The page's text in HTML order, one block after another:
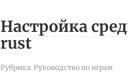
Настройка
rust
Рубрика: Руководство по играм